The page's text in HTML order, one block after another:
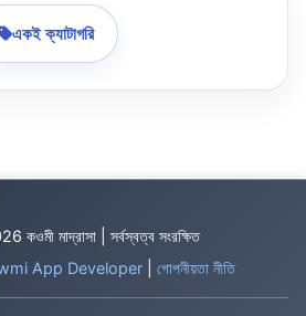
একই ক্যাটাগরি
মাদ্রাসা | সর্বস্বত্ব সংরক্ষিত
App Developer গোপনীয়তা নীতি